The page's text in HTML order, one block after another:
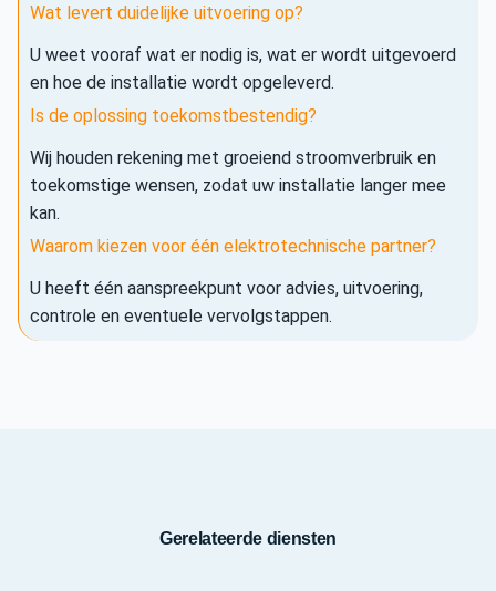
Wat levert duidelijke uitvoering op?
U weet vooraf wat er nodig is, wat er wordt uitgevoerd
en hoe de installatie wordt opgeleverd.
Is de oplossing toekomstbestendig?
Wij houden rekening met groeiend stroomverbruik en
toekomstige wensen, zodat uw installatie langer mee
kan.
Waarom kiezen voor één elektrotechnische partner?
U heeft één aanspreekpunt voor advies, uitvoering,
controle en eventuele vervolgstappen.
Gerelateerde diensten